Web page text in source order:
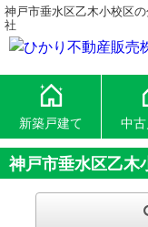
神戸市垂水区乙木小校区
社
新築戸建て 中
神戸市垂水区乙木